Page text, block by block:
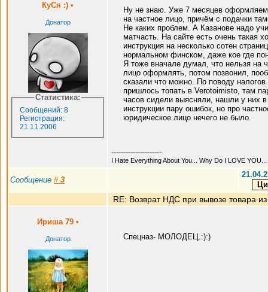
КуСя :) •
Донатор
Статистика:
Сообщений: 8
Регистрация:
21.11.2006
Ну не знаю. Уже 7 месяцев оформляем
на частное лицо, причём с подачки
Не каких проблем. А Казанове надо
матчасть. На сайте есть очень такая
инструкция на несколько сотен
нормальном финском, даже кое где
Я тоже вначале думал, что нельзя на
лицо оформлять, потом позвонил,
сказали что можно. По поводу налогов
пришлось топать в Verotoimisto, там
часов сидели выясняли, нашли у них в
инструкции пару ошибок, но про
юридическое лицо нечего не было.
---------------------
I Hate Everything About You... Why Do I LOVE YOU...
Сообщение # 3
RE: Возврат НДС при вывозе товара
Ириша 79 •
Донатор Спецназ- МОЛОДЕЦ.:):)